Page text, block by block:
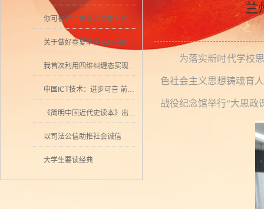
你可被这个世界温柔地对待
关于做好春夏季重点传染病防控工作的通知
我首次利用四维纠缠态实现量子密集编码
中国ICT技术：进步可喜 前景可期
《简明中国近代史读本》出版 历史学者张海鹏领衔撰写
以司法公信助推社会诚信
大学生要读经典
兰
为落实新时代学校
色社会主义思想铸魂育
战役纪念馆举行“大思政